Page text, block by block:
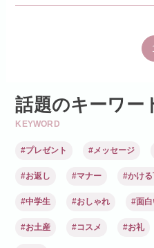
話題のキーワー
KEYWORD
#プレゼント #メッセージ
#お返し #マナー #かけ
#中学生 #おしゃれ #面
#お土産 #コスメ #お礼